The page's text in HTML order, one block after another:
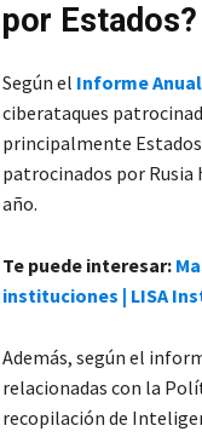
por Estados?
Según el Informe
ciberataques
principalmente Estados
patrocinados por Rusia
año.
Te puede interesar:
instituciones | LISA
Además, según el
relacionadas con la
recopilación de